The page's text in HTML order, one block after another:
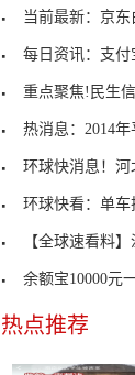
当前最新：京东白
每日资讯：支付宝
重点聚焦!民生信
热消息：2014年平
环球快消息！河北
环球快看：单车押
【全球速看料】
余额宝10000元
热点推荐